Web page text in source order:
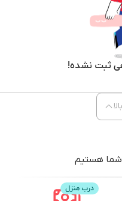
ثبت نشده!
هستیم